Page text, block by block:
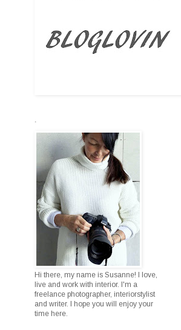
.
Hi there, my name is Susanne! I love,
live and work with interior. I'm a
freelance photographer, interiorstylist
and writer. I hope you will enjoy your
time here.